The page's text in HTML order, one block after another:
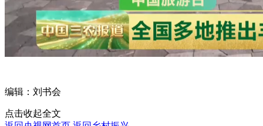
编辑：刘书会
点击收起全文